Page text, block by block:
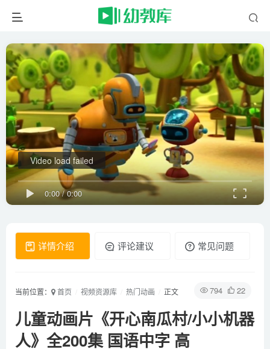
0:00/0:00
Video load failed
详情介绍 评论建议 常见问题
794 22
当前位置： 首页 视频资源库 热门动画 正文
儿童动画片《开心南瓜村/小小机器
人》全200集 国语中字 高